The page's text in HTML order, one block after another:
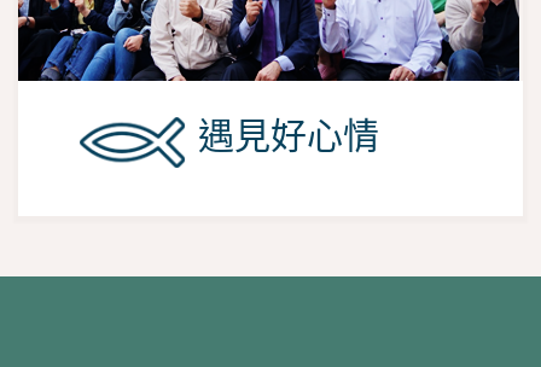
遇見好心情